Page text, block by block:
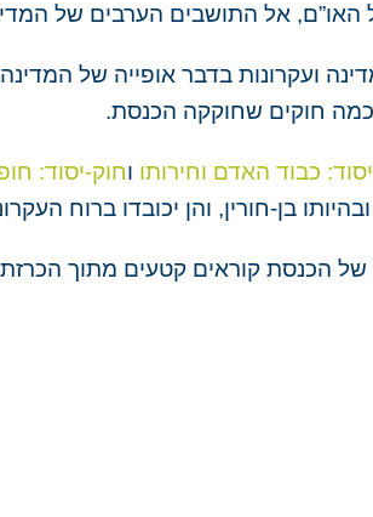
האו”ם, אל התושבים הערבים של
ועקרונות בדבר אופייה של
חוקים שחוקקה הכנסת.
כבוד האדם וחירותו וחוק-יסוד:
בן-חורין, והן יכובדו ברוח